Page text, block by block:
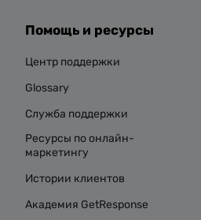
Помощь и ресурсы
Центр поддержки
Glossary
Служба поддержки
Ресурсы по онлайн-
маркетингу
Истории клиентов
Академия GetResponse